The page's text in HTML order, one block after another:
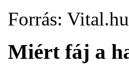
Forrás:
Miért fáj a